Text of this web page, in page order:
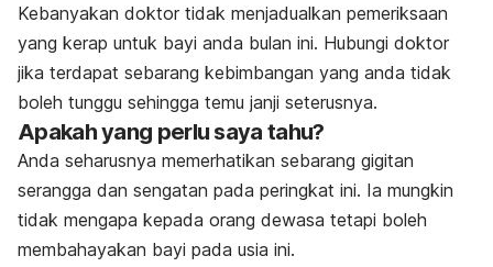
Kebanyakan doktor tidak menjadualkan pemeriksaan
yang kerap untuk bayi anda bulan ini. Hubungi doktor
jika terdapat sebarang kebimbangan yang anda tidak
boleh tunggu sehingga temu janji seterusnya.
Apakah yang perlu saya tahu?
Anda seharusnya memerhatikan sebarang gigitan
serangga dan sengatan pada peringkat ini. Ia mungkin
tidak mengapa kepada orang dewasa tetapi boleh
membahayakan bayi pada usia ini.